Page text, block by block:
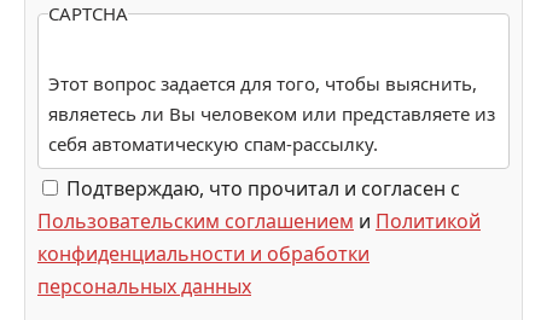
CAPTCHA
Этот вопрос задается для того, чтобы выяснить,
являетесь ли Вы человеком или представляете из
себя автоматическую спам-рассылку.
Подтверждаю, что прочитал и согласен с
Пользовательским соглашением и Политикой
конфиденциальности и обработки
персональных данных